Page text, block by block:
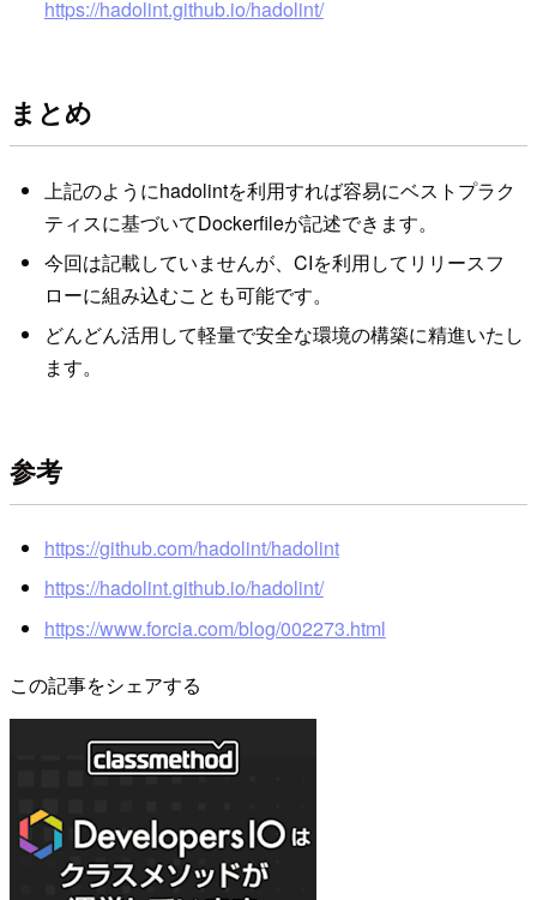
https://hadolint.github.io/hadolint/
まとめ
上記のようにhadolintを利用すれば容易にベストプラク
ティスに基づいてDockerfileが記述できます。
今回は記載していませんが、CIを利用してリリースフ
ローに組み込むことも可能です。
どんどん活用して軽量で安全な環境の構築に精進いたし
ます。
参考
https://github.com/hadolint/hadolint
https://hadolint.github.io/hadolint/
https://www.forcia.com/blog/002273.html
この記事をシェアする